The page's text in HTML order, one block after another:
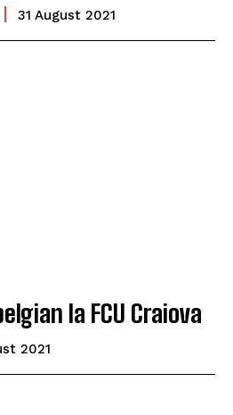
31 August 2021
la FCU Craiova
2021